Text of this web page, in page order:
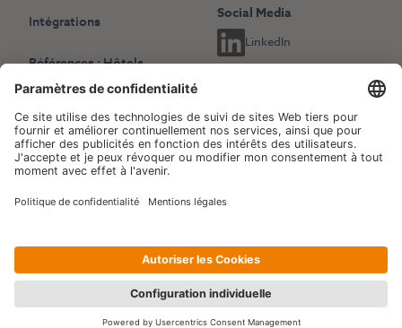
Intégrations
Références : Hôtels
indépendants
Références : Chaînes
hôtelières
Blog
Evénements
Social Media
LinkedIn
Choisissez une autre langue
English Deutsch